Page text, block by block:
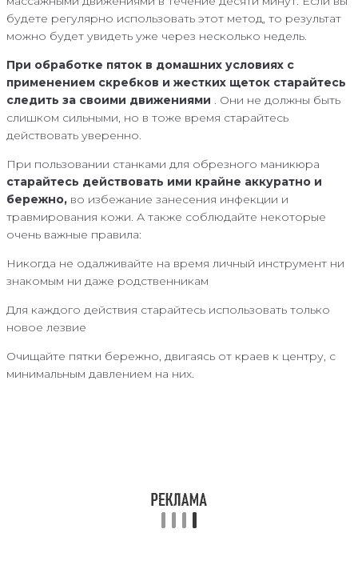
будете регулярно использовать этот метод, то результат
можно будет увидеть уже через несколько недель.
При обработке пяток в домашних условиях с
применением скребков и жестких щеток старайтесь
следить за своими движениями . Они не должны быть
слишком сильными, но в тоже время старайтесь
действовать уверенно.
При пользовании станками для обрезного маникюра
старайтесь действовать ими крайне аккуратно и
бережно, во избежание занесения инфекции и
травмирования кожи. А также соблюдайте некоторые
очень важные правила:
Никогда не одалживайте на время личный инструмент ни
знакомым ни даже родственникам
Для каждого действия старайтесь использовать только
новое лезвие
Очищайте пятки бережно, двигаясь от краев к центру, с
минимальным давлением на них.